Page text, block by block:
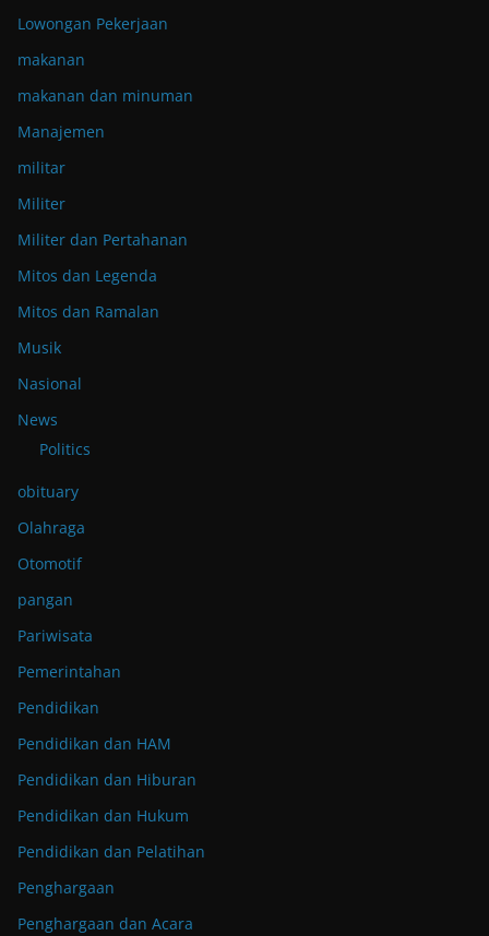
Lowongan Pekerjaan
makanan
makanan dan minuman
Manajemen
militar
Militer
Militer dan Pertahanan
Mitos dan Legenda
Mitos dan Ramalan
Musik
Nasional
News
Politics
obituary
Olahraga
Otomotif
pangan
Pariwisata
Pemerintahan
Pendidikan
Pendidikan dan HAM
Pendidikan dan Hiburan
Pendidikan dan Hukum
Pendidikan dan Pelatihan
Penghargaan
Penghargaan dan Acara